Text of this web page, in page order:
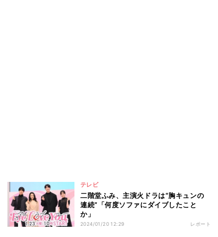
テレビ
二階堂ふみ、主演火ドラは“胸キュンの
連続”「何度ソファにダイブしたこと
か」
2024/01/20 12:29 レポート